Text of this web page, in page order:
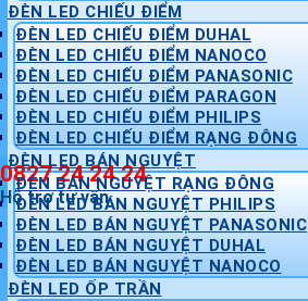
0827 24 24 24
Hỗ trợ tư vấn
ĐÈN LED CHIẾU ĐIỂM
ĐÈN LED CHIẾU ĐIỂM DUHAL
ĐÈN LED CHIẾU ĐIỂM NANOCO
ĐÈN LED CHIẾU ĐIỂM PANASONIC
ĐÈN LED CHIẾU ĐIỂM PARAGON
ĐÈN LED CHIẾU ĐIỂM PHILIPS
ĐÈN LED CHIẾU ĐIỂM RẠNG ĐÔNG
ĐÈN LED BÁN NGUYỆT
ĐÈN BÁN NGUYỆT RẠNG ĐÔNG
ĐÈN LED BÁN NGUYỆT PHILIPS
ĐÈN LED BÁN NGUYỆT PANASONIC
ĐÈN LED BÁN NGUYỆT DUHAL
ĐÈN LED BÁN NGUYỆT NANOCO
ĐÈN LED ỐP TRẦN